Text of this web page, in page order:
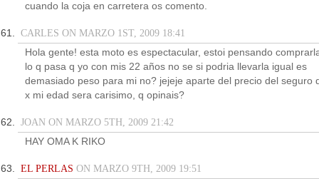
cuando la coja en carretera os comento.
CARLES ON MARZO 1ST, 2009 18:41
Hola gente! esta moto es espectacular, estoi pensando
lo q pasa q yo con mis 22 años no se si podria llevarla igual es
demasiado peso para mi no? jejeje aparte del precio del seguro
x mi edad sera carisimo, q opinais?
JOAN ON MARZO 5TH, 2009 21:42
HAY OMA K RIKO
EL PERLAS ON MARZO 9TH, 2009 19:51